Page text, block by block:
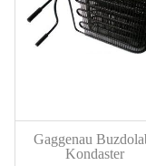
Gaggenau
Kondaster